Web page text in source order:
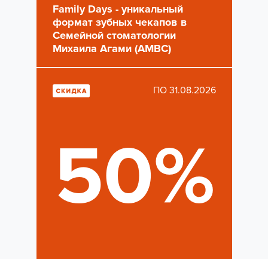
Family Days - уникальный
формат зубных чекапов в
Семейной стоматологии
Михаила Агами (AMBC)
ПО 31.08.2026
50%